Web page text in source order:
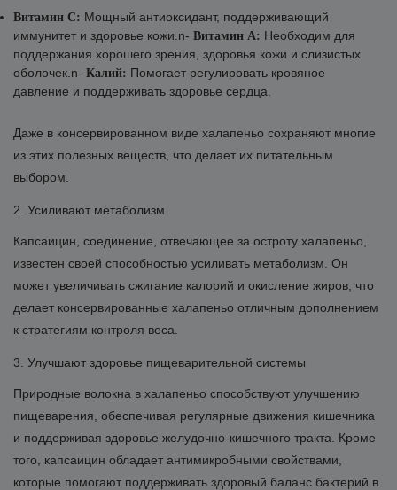
Витамин C: Мощный антиоксидант, поддерживающий
иммунитет и здоровье кожи.n- Витамин A: Необходим для
поддержания хорошего зрения, здоровья кожи и слизистых
оболочек.n- Калий: Помогает регулировать кровяное
давление и поддерживать здоровье сердца.
Даже в консервированном виде халапеньо сохраняют многие
из этих полезных веществ, что делает их питательным
выбором.
2. Усиливают метаболизм
Капсаицин, соединение, отвечающее за остроту халапеньо,
известен своей способностью усиливать метаболизм. Он
может увеличивать сжигание калорий и окисление жиров, что
делает консервированные халапеньо отличным дополнением
к стратегиям контроля веса.
3. Улучшают здоровье пищеварительной системы
Природные волокна в халапеньо способствуют улучшению
пищеварения, обеспечивая регулярные движения кишечника
и поддерживая здоровье желудочно-кишечного тракта. Кроме
того, капсаицин обладает антимикробными свойствами,
которые помогают поддерживать здоровый баланс бактерий в